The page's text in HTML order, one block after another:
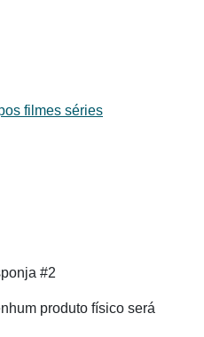
filmes séries
#2
produto físico será